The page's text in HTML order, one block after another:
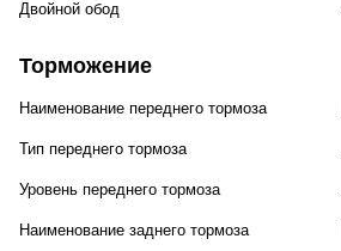
Двойной обод
Торможение
Наименование переднего тормоза
Тип переднего тормоза
Уровень переднего тормоза
Наименование заднего тормоза